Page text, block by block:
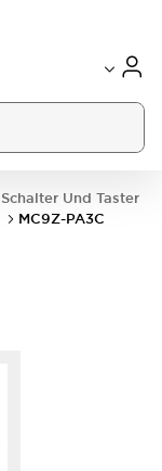
Schalter Und Taster
MC9Z-PA3C